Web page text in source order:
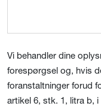
Vi behandler dine
forespørgsel og, hvis
foranstaltninger forud
artikel 6, stk. 1, litra b,